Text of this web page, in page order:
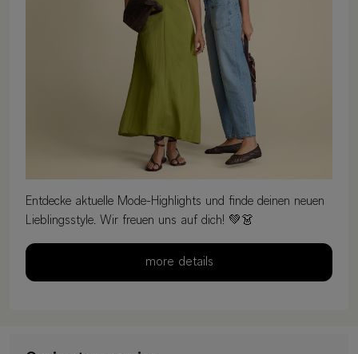
Entdecke aktuelle Mode-Highlights und finde deinen neuen
Lieblingsstyle. Wir freuen uns auf dich! 💚👗
more details